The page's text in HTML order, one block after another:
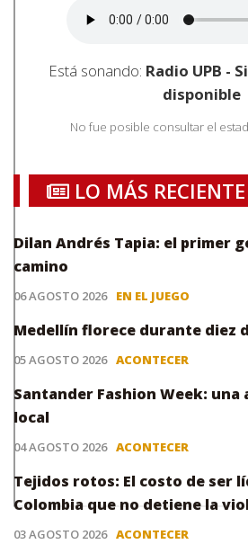
Está sonando: Radio UPB -
disponible
No fue posible consultar el
LO MÁS RECIENTE
Dilan Andrés Tapia: el primer
camino
06 AGOSTO 2026 EN EL JUEGO
Medellín florece durante diez
05 AGOSTO 2026 ACONTECER
Santander Fashion Week: una
local
04 AGOSTO 2026 ACONTECER
Tejidos rotos: El costo de ser
Colombia que no detiene la
03 AGOSTO 2026 ACONTECER